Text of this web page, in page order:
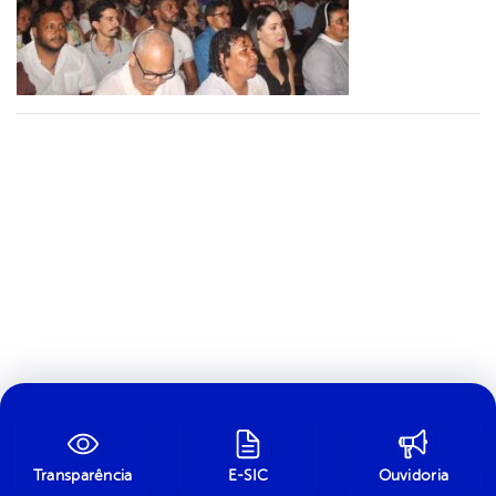
Transparência E-SIC Ouvidoria